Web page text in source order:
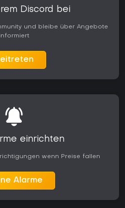
Discord bei
und bleibe über Angebote
informiert
einrichten
wenn Preise fallen
Alarme